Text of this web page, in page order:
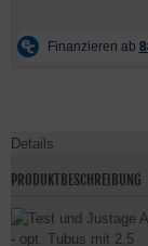
Details
PRODUKTBESCHREIBUNG